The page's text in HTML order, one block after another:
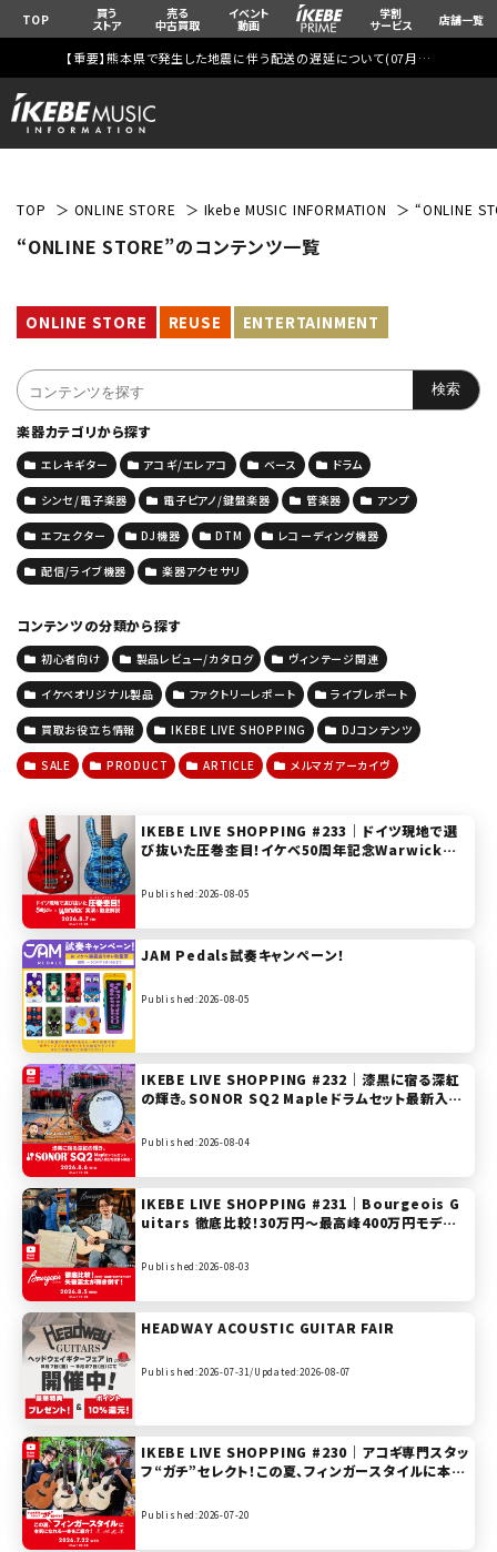
TOP 買う
ストア
売る
中古買取
イベント
動画
学割
サービス 店舗一覧
【重要】熊本県で発生した地震に伴う配送の遅延について(07月29日
TOP ONLINE STORE Ikebe MUSIC INFORMATION “ONLINE
“ONLINE STORE”のコンテンツ一覧
ONLINE STORE REUSE ENTERTAINMENT
楽器カテゴリから探す
エレキギター アコギ/エレアコ ベース ドラム
シンセ/電子楽器 電子ピアノ/鍵盤楽器 管楽器 アンプ
エフェクター DJ機器 DTM レコーディング機器
配信/ライブ機器 楽器アクセサリ
コンテンツの分類から探す
初心者向け 製品レビュー/カタログ ヴィンテージ関連
イケベオリジナル製品 ファクトリーレポート ライブレポート
買取お役立ち情報 IKEBE LIVE SHOPPING DJコンテンツ
SALE PRODUCT ARTICLE メルマガアーカイヴ
IKEBE LIVE SHOPPING #233｜ドイツ現地で選
び抜いた圧巻杢目！イケベ50周年記念Warwick実
リボレ秋葉原】
Published:2026-08-05
JAM Pedals試奏キャンペーン！
Published:2026-08-05
IKEBE LIVE SHOPPING #232｜漆黒に宿る深紅
の輝き。SONOR SQ2 Mapleドラムセット最新入荷
ン渋谷】
Published:2026-08-04
IKEBE LIVE SHOPPING #231｜Bourgeois G
uitars 徹底比較！30万円〜最高峰400万円モデル
マンギターズ】
Published:2026-08-03
HEADWAY ACOUSTIC GUITAR FAIR
Published:2026-07-31/Updated:2026-08-07
IKEBE LIVE SHOPPING #230｜アコギ専門スタッ
フ“ガチ”セレクト！この夏、フィンガースタイルに本気
/ K.Yairi 【presented by ハートマンギターズ】
Published:2026-07-20